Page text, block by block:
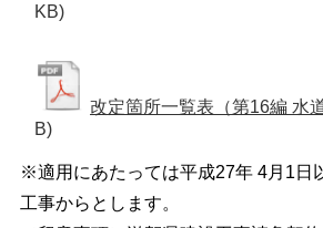
KB)
改定箇所一覧表（第16編 水道
B)
※適用にあたっては平成27年 4月1日
工事からとします。